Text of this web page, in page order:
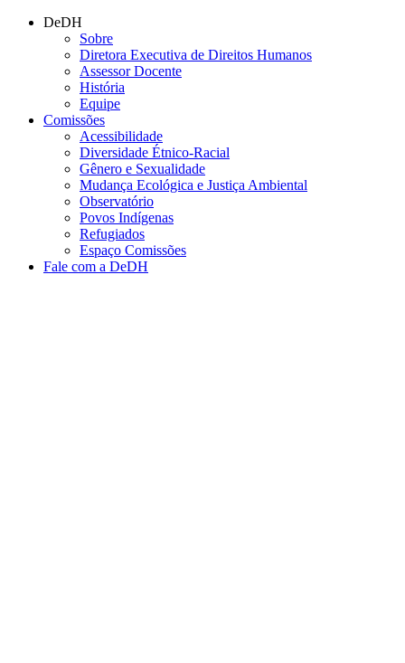
Conteúdo principal
DeDH
Sobre
Diretora Executiva de Direitos Humanos
Assessor Docente
História
Equipe
Comissões
Acessibilidade
Diversidade Étnico-Racial
Gênero e Sexualidade
Mudança Ecológica e Justiça Ambiental
Observatório
Povos Indígenas
Refugiados
Espaço Comissões
Fale com a DeDH